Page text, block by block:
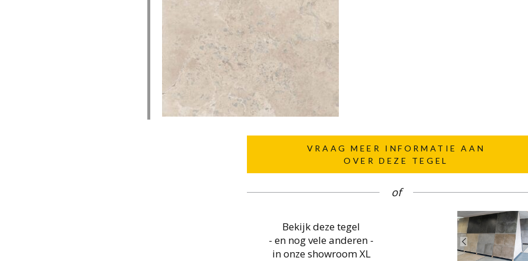
VRAAG MEER INFORMATIE AAN
OVER DEZE TEGEL
of
Bekijk deze tegel
- en nog vele anderen -
in onze showroom XL